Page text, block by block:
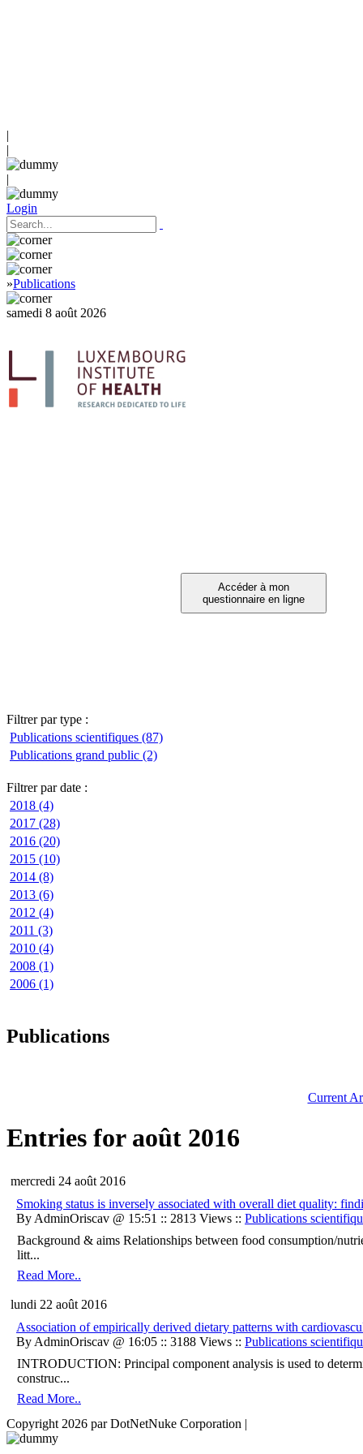
|
|
|
Login
»Publications
samedi 8 août 2026
Filtrer par type :
Publications scientifiques (87)
Publications grand public (2)
Filtrer par date :
2018 (4)
2017 (28)
2016 (20)
2015 (10)
2014 (8)
2013 (6)
2012 (4)
2011 (3)
2010 (4)
2008 (1)
2006 (1)
Publications
Current
Entries for août 2016
mercredi 24 août 2016
Smoking status is inversely associated with overall diet quality:
By AdminOriscav @ 15:51 :: 2813 Views :: Publications
Background & aims Relationships between food consumption/
litt...
Read More..
lundi 22 août 2016
Association of empirically derived dietary patterns with
By AdminOriscav @ 16:05 :: 3188 Views :: Publications
INTRODUCTION: Principal component analysis is used to
construc...
Read More..
Copyright 2026 par DotNetNuke Corporation |